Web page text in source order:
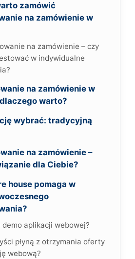
zamówić
na zamówienie w
na zamówienie – czy
w indywidualne
na zamówienie w
warto?
wybrać: tradycyjną
na zamówienie –
dla Ciebie?
house pomaga w
demo aplikacji webowej?
płyną z otrzymania oferty
webową?